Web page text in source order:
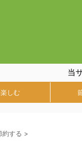
当
楽しむ
約する >